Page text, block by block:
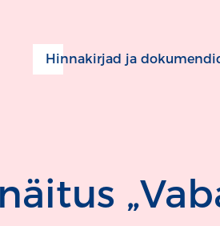
Hinnakirjad ja